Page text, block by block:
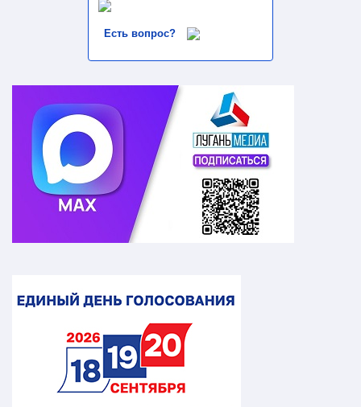
Есть вопрос?